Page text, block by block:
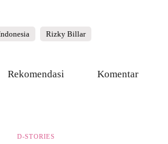
Rizky Billar
Rekomendasi Komentar
D-STORIES